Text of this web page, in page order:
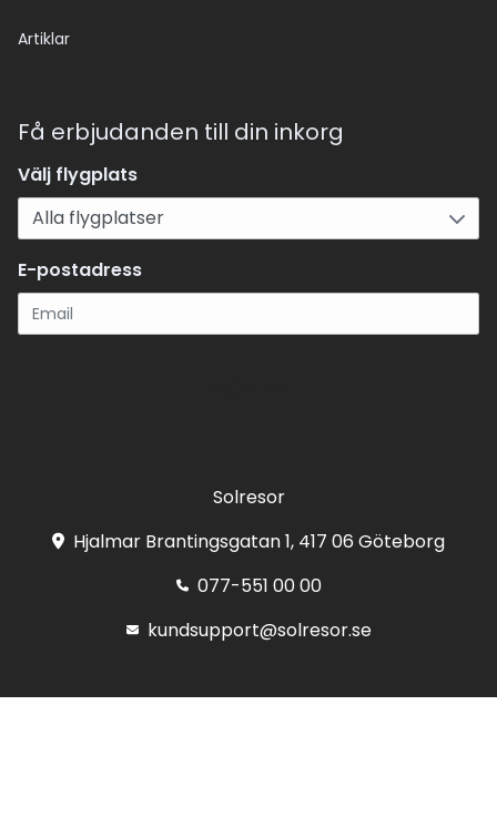
Artiklar
Få erbjudanden till din inkorg
Välj flygplats
E-postadress
Solresor
Hjalmar Brantingsgatan 1, 417 06 Göteborg
077-551 00 00
kundsupport@solresor.se